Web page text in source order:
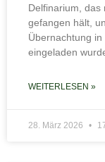
Delfinarium, das
gefangen hält,
Übernachtung in
eingeladen
WEITERLESEN »
28. März 2026